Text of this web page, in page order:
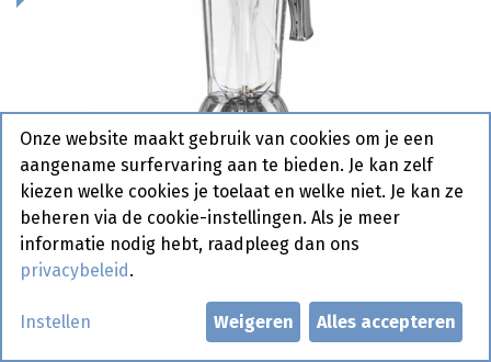
238097 Bar Blender Digitaal
Onze website maakt gebruik van cookies om je een
aangename surfervaring aan te bieden. Je kan zelf
kiezen welke cookies je toelaat en welke niet. Je kan ze
beheren via de cookie-instellingen. Als je meer
informatie nodig hebt, raadpleeg dan ons
privacybeleid .
Instellen Weigeren Alles accepteren